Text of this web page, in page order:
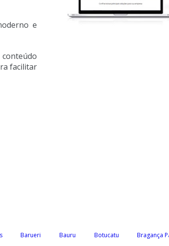
e
facilitar
Barueri Bauru Botucatu Bragança